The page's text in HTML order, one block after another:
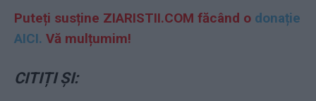
Puteți susține ZIARISTII.COM făcând o donație
AICI. Vă mulțumim!
CITIȚI ȘI: